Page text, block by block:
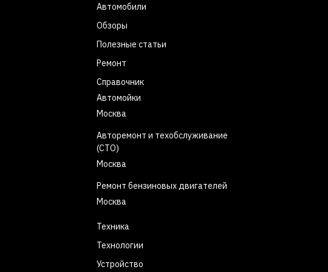
Автомобили
Обзоры
Полезные статьи
Ремонт
Справочник
Автомойки
Москва
Авторемонт и техобслуживание
(СТО)
Москва
Ремонт бензиновых двигателей
Москва
Техника
Технологии
Устройство